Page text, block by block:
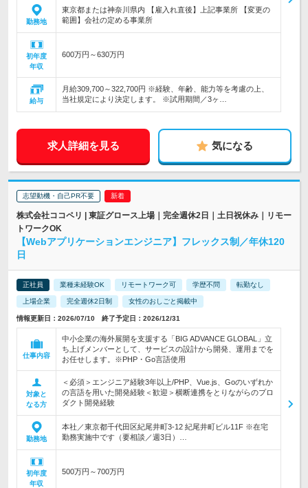
勤務地
東京都または神奈川県内 【雇入れ直後】上記事業所 【変更の
範囲】会社の定める事業所
初年度
年収
600万円～630万円
給与
月給309,700～322,700円 ※経験、年齢、能力等を考慮の上、
当社規定により決定します。 ※試用期間／3ヶ…
求人詳細を見る 気になる
志望動機・自己PR不要
株式会社ココペリ | 東証グロース上場｜完全週休2日｜土日祝休み｜リモー
トワークOK
【Webアプリケーションエンジニア】フレックス制／年休120
日
正社員 業種未経験OK リモートワーク可 学歴不問 転勤なし
上場企業 完全週休2日制 女性のおしごと掲載中
情報更新日：2026/07/10 終了予定日：2026/12/31
仕事内容
中小企業の海外展開を支援する「BIG ADVANCE GLOBAL」立
ち上げメンバーとして、サービスの設計から開発、運用までを
お任せします。※PHP・Go言語使用
対象と
なる方
＜必須＞エンジニア経験3年以上/PHP、Vue.js、Goのいずれか
の言語を用いた開発経験＜歓迎＞横断連携をとりながらのプロ
ダクト開発経験
勤務地
本社／東京都千代田区紀尾井町3-12 紀尾井町ビル11F ※在宅
勤務実施中です（要相談／週3日）…
初年度
年収
500万円～700万円